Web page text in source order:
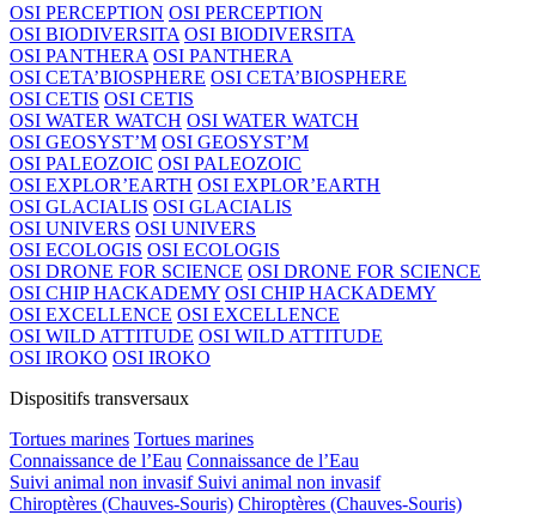
OSI PERCEPTION OSI PERCEPTION
OSI BIODIVERSITA OSI BIODIVERSITA
OSI PANTHERA OSI PANTHERA
OSI CETA’BIOSPHERE OSI CETA’BIOSPHERE
OSI CETIS OSI CETIS
OSI WATER WATCH OSI WATER WATCH
OSI GEOSYST’M OSI GEOSYST’M
OSI PALEOZOIC OSI PALEOZOIC
OSI EXPLOR’EARTH OSI EXPLOR’EARTH
OSI GLACIALIS OSI GLACIALIS
OSI UNIVERS OSI UNIVERS
OSI ECOLOGIS OSI ECOLOGIS
OSI DRONE FOR SCIENCE OSI DRONE FOR SCIENCE
OSI CHIP HACKADEMY OSI CHIP HACKADEMY
OSI EXCELLENCE OSI EXCELLENCE
OSI WILD ATTITUDE OSI WILD ATTITUDE
OSI IROKO OSI IROKO
Dispositifs transversaux
Tortues marines Tortues marines
Connaissance de l’Eau Connaissance de l’Eau
Suivi animal non invasif Suivi animal non invasif
Chiroptères (Chauves-Souris) Chiroptères (Chauves-Souris)